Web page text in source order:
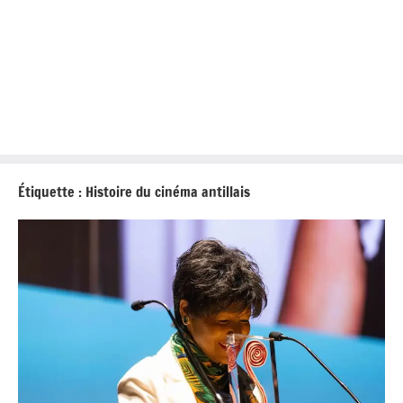
Étiquette : Histoire du cinéma antillais